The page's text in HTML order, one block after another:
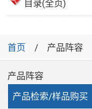
目录(全页)
首页 产品阵容
产品阵容
产品检索/样品购买